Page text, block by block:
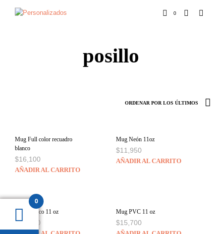
0
posillo
Mug Full color recuadro
blanco
$16,100
AÑADIR AL CARRITO
Mug Neón 11oz
$11,950
AÑADIR AL CARRITO
Mug Blanco 11 oz
$10,400
Mug PVC 11 oz
$15,700
0